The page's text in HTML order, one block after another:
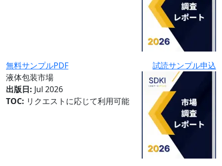
無料サンプルPDF
試読サンプル申込
液体包装市場
出版日: Jul 2026
TOC: リクエストに応じて利用可能